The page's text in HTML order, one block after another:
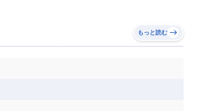
もっと読む